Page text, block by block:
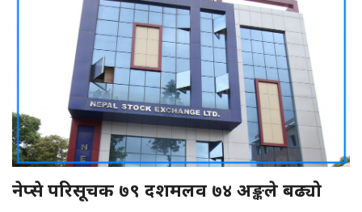
नेप्से परिसूचक ७९ दशमलव ७४ अङ्कले बढ्यो